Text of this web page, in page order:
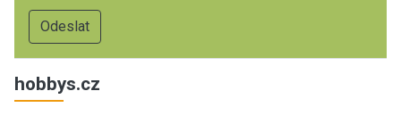
hobbys.cz